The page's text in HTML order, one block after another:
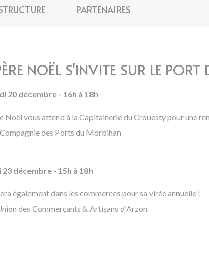
PARTENAIRES
NOËL S'INVITE SUR LE
20 décembre - 16h à 18h
Noël vous attend à la Capitainerie du Crouesty pour une
des Ports du Morbihan
décembre - 15h à 18h
également dans les commerces pour sa virée annuelle !
des Commerçants & Artisans d'Arzon